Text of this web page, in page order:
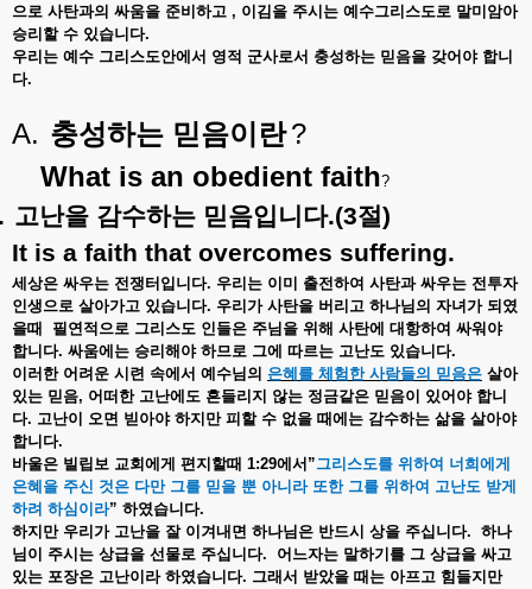
으로 사탄과의 싸움을 준비하고 , 이김을 주시는 예수그리스도로 말미암아
승리할 수 있습니다.
우리는 예수 그리스도안에서 영적 군사로서 충성하는 믿음을 갖어야 합니
다.
A. 충성하는 믿음이란?
What is an obedient faith?
고난을 감수하는 믿음입니다.(3절)
It is a faith that overcomes suffering.
세상은 싸우는 전쟁터입니다. 우리는 이미 출전하여 사탄과 싸우는 전투자
인생으로 살아가고 있습니다. 우리가 사탄을 버리고 하나님의 자녀가 되였
을때
필연적으로 그리스도 인들은 주님을 위해 사탄에 대항하여 싸워야
합니다. 싸움에는 승리해야 하므로 그에 따르는 고난도 있습니다.
이러한 어려운 시련 속에서 예수님의 은혜를 체험한 사람들의 믿음은 살아
있는 믿음, 어떠한 고난에도 흔들리지 않는 정금같은 믿음이 있어야 합니
다. 고난이 오면 빋아야 하지만 피할 수 없을 때에는 감수하는 삶을 살아야
합니다.
바울은 빌립보 교회에게 편지할때 1:29에서 ”그리스도를 위하여 너희에게
은혜을 주신 것은 다만 그를 믿을 뿐 아니라 또한 그를 위하여 고난도 받게
하려 하심이라” 하였습니다.
하지만 우리가 고난을 잘 이겨내면 하나님은 반드시 상을 주십니다. 하나
님이
주시는 상급을 선물로 주십니다. 어느자는 말하기를 그 상급을 싸고
있는 포장은 고난이라 하였습니다. 그래서 받았을 때는 아프고 힘들지만